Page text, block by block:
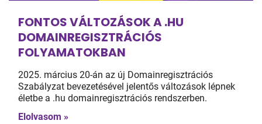
FONTOS VÁLTOZÁSOK A .HU
DOMAINREGISZTRÁCIÓS
FOLYAMATOKBAN
2025. március 20-án az új Domainregisztrációs
Szabályzat bevezetésével jelentős változások lépnek
életbe a .hu domainregisztrációs rendszerben.
Elolvasom »